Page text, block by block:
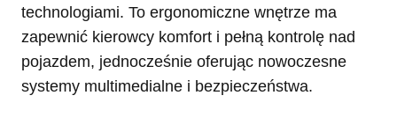
technologiami. To ergonomiczne wnętrze ma
zapewnić kierowcy komfort i pełną kontrolę nad
pojazdem, jednocześnie oferując nowoczesne
systemy multimedialne i bezpieczeństwa.